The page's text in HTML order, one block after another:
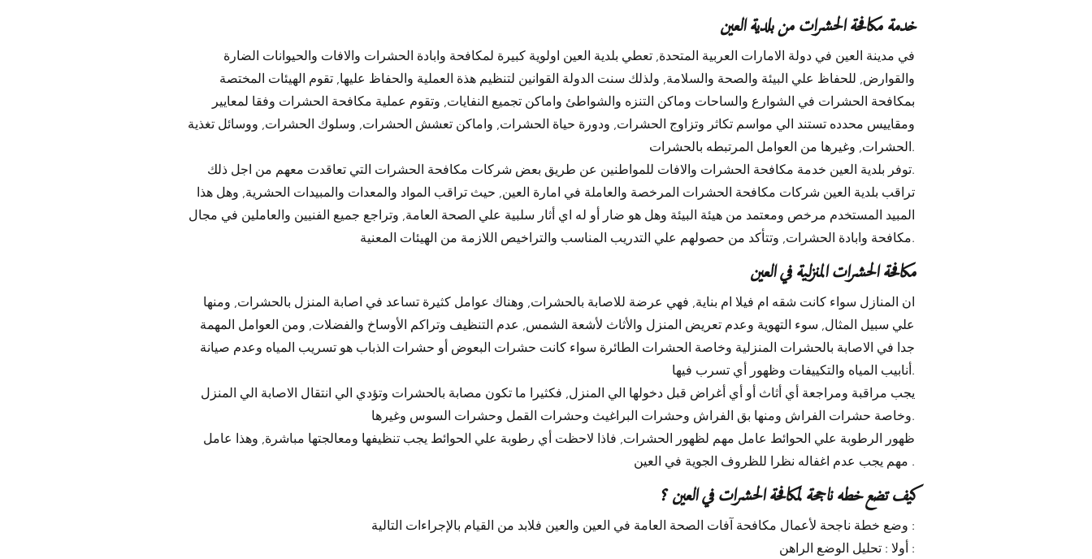
خدمة مكافحة الحشرات من بلدية العين
في مدينة العين في دولة الامارات العربية المتحدة, تعطي بلدية العين اولوية كبيرة لمكافحة وابادة الحشرات والافات والحيوانات الضارة
والقوارض, للحفاظ علي البيئة والصحة والسلامة, ولذلك سنت الدولة القوانين لتنظيم هذة العملية والحفاظ عليها, تقوم الهيئات المختصة
بمكافحة الحشرات في الشوارع والساحات وماكن التنزه والشواطئ واماكن تجميع النفايات, وتقوم عملية مكافحة الحشرات وفقا لمعايير
ومقاييس محدده تستند الي مواسم تكاثر وتزاوج الحشرات, ودورة حياة الحشرات, واماكن تعشش الحشرات, وسلوك الحشرات, ووسائل تغذية
الحشرات, وغيرها من العوامل المرتبطه بالحشرات.
توفر بلدية العين خدمة مكافحة الحشرات والافات للمواطنين عن طريق بعض شركات مكافحة الحشرات التي تعاقدت معهم من اجل ذلك.
تراقب بلدية العين شركات مكافحة الحشرات المرخصة والعاملة في امارة العين, حيث تراقب المواد والمعدات والمبيدات الحشرية, وهل هذا
المبيد المستخدم مرخص ومعتمد من هيئة البيئة وهل هو ضار أو له اي أثار سلبية علي الصحة العامة, وتراجع جميع الفنيين والعاملين في مجال
مكافحة وابادة الحشرات, وتتأكد من حصولهم علي التدريب المناسب والتراخيص اللازمة من الهيئات المعنية.
مكافحة الحشرات المنزلية في العين
ان المنازل سواء كانت شقه ام فيلا ام بناية, فهي عرضة للاصابة بالحشرات, وهناك عوامل كثيرة تساعد في اصابة المنزل بالحشرات, ومنها
علي سبيل المثال, سوء التهوية وعدم تعريض المنزل والأثاث لأشعة الشمس, عدم التنظيف وتراكم الأوساخ والفضلات, ومن العوامل المهمة
جدا في الاصابة بالحشرات المنزلية وخاصة الحشرات الطائرة سواء كانت حشرات البعوض أو حشرات الذباب هو تسريب المياه وعدم صيانة
أنابيب المياه والتكييفات وظهور أي تسرب فيها.
يجب مراقبة ومراجعة أي أثاث أو أي أغراض قبل دخولها الي المنزل, فكثيرا ما تكون مصابة بالحشرات وتؤدي الي انتقال الاصابة الي المنزل
وخاصة حشرات الفراش ومنها بق الفراش وحشرات البراغيث وحشرات القمل وحشرات السوس وغيرها.
ظهور الرطوبة علي الحوائط عامل مهم لظهور الحشرات, فاذا لاحظت أي رطوبة علي الحوائط يجب تنظيفها ومعالجتها مباشرة, وهذا عامل
مهم يجب عدم اغفاله نظرا للظروف الجوية في العين .
كيف تضع خطه ناجحة لمكافحة الحشرات في العين ؟
وضع خطة ناجحة لأعمال مكافحة آفات الصحة العامة في العين والعين فلابد من القيام بالإجراءات التالية :
أولا : تحليل الوضع الراهن :